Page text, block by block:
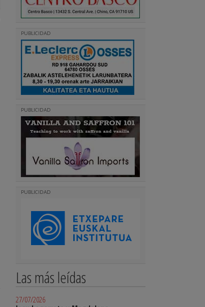
PUBLICIDAD
PUBLICIDAD
PUBLICIDAD
Las más leídas
27/07/2026